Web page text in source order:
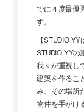
でに４度最優
す。
【STUDIO
STUDIO YYの
我々が重視し
建築を作るこ
み、その場所
物件を手がけ